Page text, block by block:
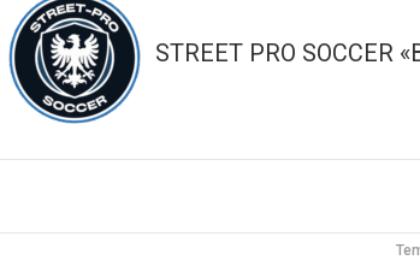
STREET PRO SOCCER